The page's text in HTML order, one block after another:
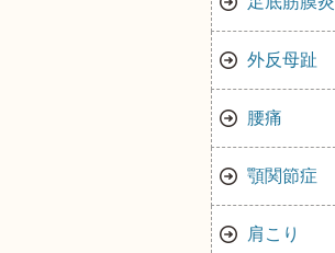
外反母趾
腰痛
顎関節症
肩こり